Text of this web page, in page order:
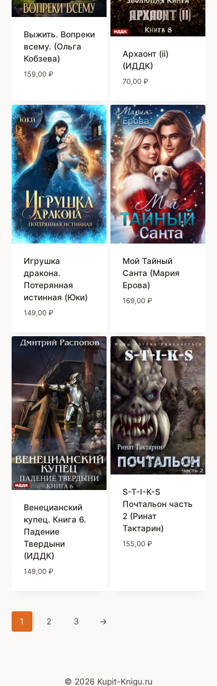
Выжить. Вопреки
всему. (Ольга
Кобзева)
159,00 ₽
Архаонт (ii)
(ИДДК)
70,00 ₽
Игрушка
дракона.
Потерянная
истинная (Юки)
149,00 ₽
Мой Тайный
Санта (Мария
Ерова)
169,00 ₽
Венецианский
купец. Книга 6.
Падение
Твердыни
(ИДДК)
149,00 ₽
S-T-I-K-S
Почтальон часть
2 (Ринат
Тактарин)
155,00 ₽
1 2 3 →
© 2026 Kupit-Knigu.ru